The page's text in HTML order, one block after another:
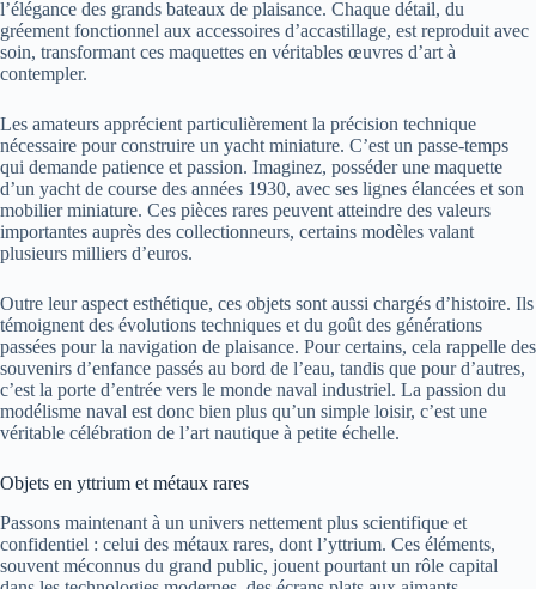
l’élégance des grands bateaux de plaisance. Chaque détail, du
gréement fonctionnel aux accessoires d’accastillage, est reproduit avec
soin, transformant ces maquettes en véritables œuvres d’art à
contempler.
Les amateurs apprécient particulièrement la précision technique
nécessaire pour construire un yacht miniature. C’est un passe-temps
qui demande patience et passion. Imaginez, posséder une maquette
d’un yacht de course des années 1930, avec ses lignes élancées et son
mobilier miniature. Ces pièces rares peuvent atteindre des valeurs
importantes auprès des collectionneurs, certains modèles valant
plusieurs milliers d’euros.
Outre leur aspect esthétique, ces objets sont aussi chargés d’histoire. Ils
témoignent des évolutions techniques et du goût des générations
passées pour la navigation de plaisance. Pour certains, cela rappelle des
souvenirs d’enfance passés au bord de l’eau, tandis que pour d’autres,
c’est la porte d’entrée vers le monde naval industriel. La passion du
modélisme naval est donc bien plus qu’un simple loisir, c’est une
véritable célébration de l’art nautique à petite échelle.
Objets en yttrium et métaux rares
Passons maintenant à un univers nettement plus scientifique et
confidentiel : celui des métaux rares, dont l’yttrium. Ces éléments,
souvent méconnus du grand public, jouent pourtant un rôle capital